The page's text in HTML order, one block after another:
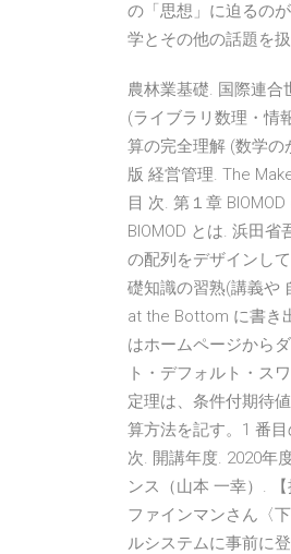
の「思想」に迫るの
学とその他の話題を扱
農林業基礎. 国際連合
(ライブラリ数理・情
算の完全理解 (数学の
版 経営管理. The
目 次. 第１章
BIOMOD とは. 浜田
の配列をデザインし
礎知識の習熟(講義や
at the Bottom に書き
はホームページから
ト・デフォルト・ス
定理は、条件付期待
算方法を記す。1 番
次. 開講年度. 2020年
ンス（⼭本 ⼀幸）.
ファインマンさん〈
ルシステムに事前に